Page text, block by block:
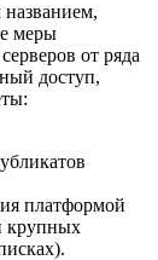
меры
от ряда
доступ,
платформой
крупных